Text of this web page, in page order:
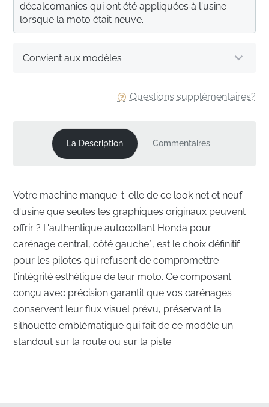
Questions supplémentaires?
Convient aux modèles
décalcomanies qui ont été appliquées à l'usine
lorsque la moto était neuve.
La Description Commentaires
Votre machine manque-t-elle de ce look net et neuf
d'usine que seules les graphiques originaux peuvent
offrir ? L'authentique autocollant Honda pour
carénage central, côté gauche*, est le choix définitif
pour les pilotes qui refusent de compromettre
l'intégrité esthétique de leur moto. Ce composant
conçu avec précision garantit que vos carénages
conservent leur flux visuel prévu, préservant la
silhouette emblématique qui fait de ce modèle un
standout sur la route ou sur la piste.